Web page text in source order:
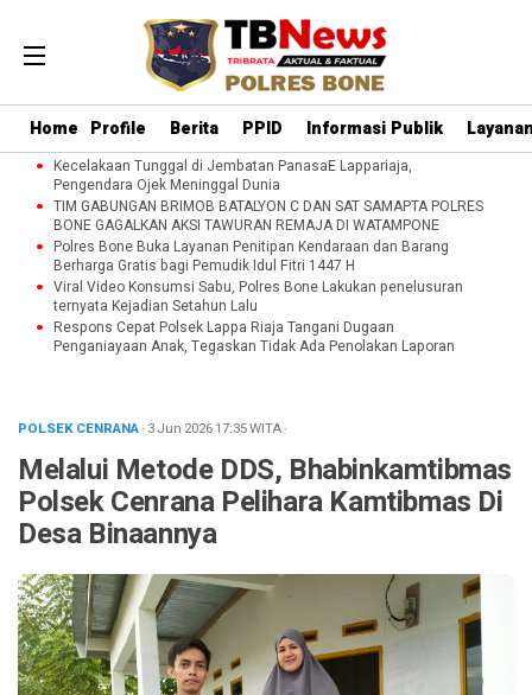
Home Profile Berita PPID Informasi Publik
Kecelakaan Tunggal di Jembatan PanasaE Lappariaja,
Pengendara Ojek Meninggal Dunia
TIM GABUNGAN BRIMOB BATALYON C DAN SAT SAMAPTA POLRES
BONE GAGALKAN AKSI TAWURAN REMAJA DI WATAMPONE
Polres Bone Buka Layanan Penitipan Kendaraan dan Barang
Berharga Gratis bagi Pemudik Idul Fitri 1447 H
Viral Video Konsumsi Sabu, Polres Bone Lakukan penelusuran
ternyata Kejadian Setahun Lalu
Respons Cepat Polsek Lappa Riaja Tangani Dugaan
Penganiayaan Anak, Tegaskan Tidak Ada Penolakan Laporan
POLSEK CENRANA· 3 Jun 202617:35WITA·
‎Melalui Metode DDS, Bhabinkamtibmas
Polsek Cenrana Pelihara Kamtibmas Di
Desa Binaannya